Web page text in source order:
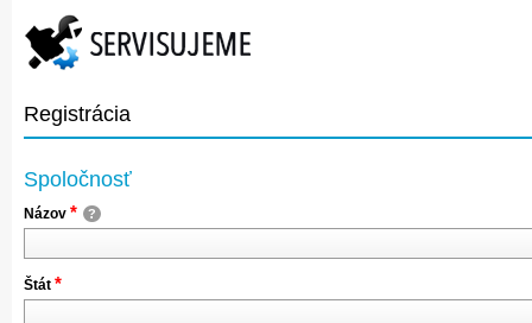
Registrácia
Spoločnosť
Názov * ?
Štát *